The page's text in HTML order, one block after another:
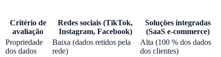
Critério de
avaliação
Redes sociais (TikTok,
Instagram, Facebook)
Soluções integradas
(SaaS e-commerce)
Propriedade
dos dados
Baixa (dados retidos pela
rede)
Alta (100 % dos dados
dos clientes)